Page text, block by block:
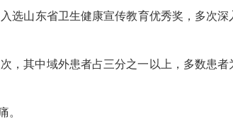
山东省卫生健康宣传教育优秀奖，多次
其中域外患者占三分之一以上，多数患
。